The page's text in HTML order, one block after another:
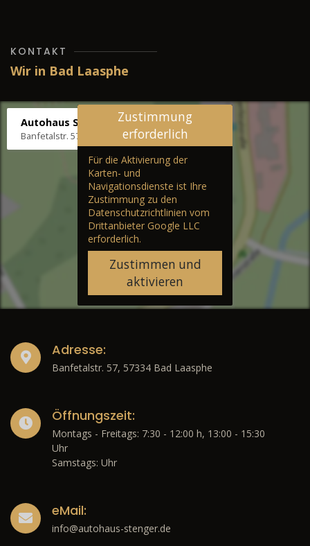
KONTAKT
Wir in Bad Laasphe
Autohaus Stenger
Banfetalstr. 57, 57334 Bad Laasphe
Zustimmung
erforderlich
Für die Aktivierung der
Karten- und
Navigationsdienste ist Ihre
Zustimmung zu den
Datenschutzrichtlinien vom
Drittanbieter Google LLC
erforderlich.
Zustimmen und
aktivieren
Adresse:
Banfetalstr. 57, 57334 Bad Laasphe
Öffnungszeit:
Montags - Freitags: 7:30 - 12:00 h, 13:00 - 15:30
Uhr
Samstags: Uhr
eMail:
info@autohaus-stenger.de